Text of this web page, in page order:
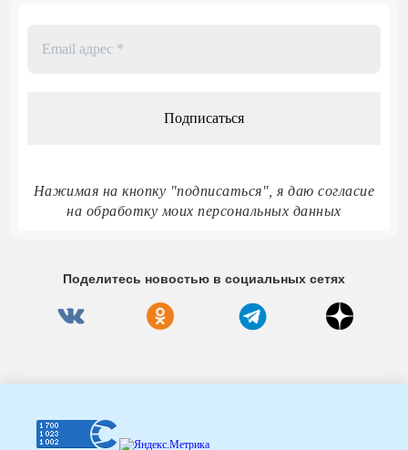
Нажимая на кнопку "подписаться", я даю согласие
на обработку моих персональных данных
Поделитесь новостью в социальных сетях